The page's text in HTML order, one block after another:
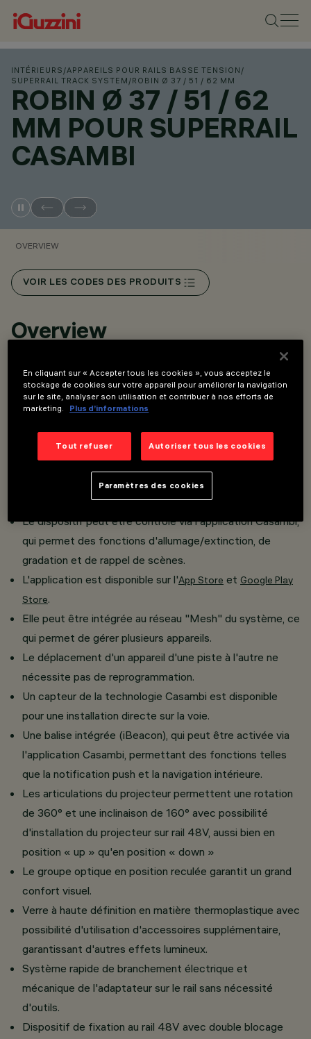
INTÉRIEURS /APPAREILS POUR RAILS BASSE TENSION /
SUPERRAIL TRACK SYSTEM /ROBIN Ø 37 / 51 / 62 MM
ROBIN Ø 37 / 51 / 62
MM POUR SUPERRAIL
CASAMBI
OVERVIEW
VOIR LES CODES DES PRODUITS
Overview
Projecteur orientable miniaturisé avec adaptateur pour
installation sur Superrail.
de dissipation passive.
La technologie intégrée Casambi permet un contrôle
indépendant de chaque module d'éclairage inséré dans la
Le dispositif peut être contrôlé via l'application Casambi,
qui permet des fonctions d'allumage/extinction, de
gradation et de rappel de scènes.
L'application est disponible sur l'App Store et Google Play
Store.
Elle peut être intégrée au réseau "Mesh" du système, ce
qui permet de gérer plusieurs appareils.
Le déplacement d'un appareil d'une piste à l'autre ne
nécessite pas de reprogrammation.
Un capteur de la technologie Casambi est disponible
pour une installation directe sur la voie.
Une balise intégrée (iBeacon), qui peut être activée via
l'application Casambi, permettant des fonctions telles
que la notification push et la navigation intérieure.
Les articulations du projecteur permettent une rotation
de 360° et une inclinaison de 160° avec possibilité
d'installation du projecteur sur rail 48V, aussi bien en
position « up » qu'en position « down »
Le groupe optique en position reculée garantit un grand
confort visuel.
Verre à haute définition en matière thermoplastique avec
possibilité d'utilisation d'accessoires supplémentaire,
garantissant d'autres effets lumineux.
Système rapide de branchement électrique et
mécanique de l'adaptateur sur le rail sans nécessité
d'outils.
Dispositif de fixation au rail 48V avec double blocage
En cliquant sur « Accepter tous les cookies », vous acceptez le
stockage de cookies sur votre appareil pour améliorer la navigation
sur le site, analyser son utilisation et contribuer à nos efforts de
marketing.
Plus d’informations
Tout refuser Autoriser tous les cookies
Paramètres des cookies